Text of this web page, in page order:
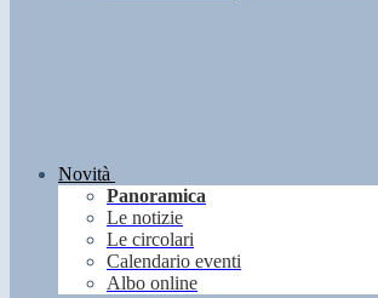
Novità
Panoramica
Le notizie
Le circolari
Calendario eventi
Albo online